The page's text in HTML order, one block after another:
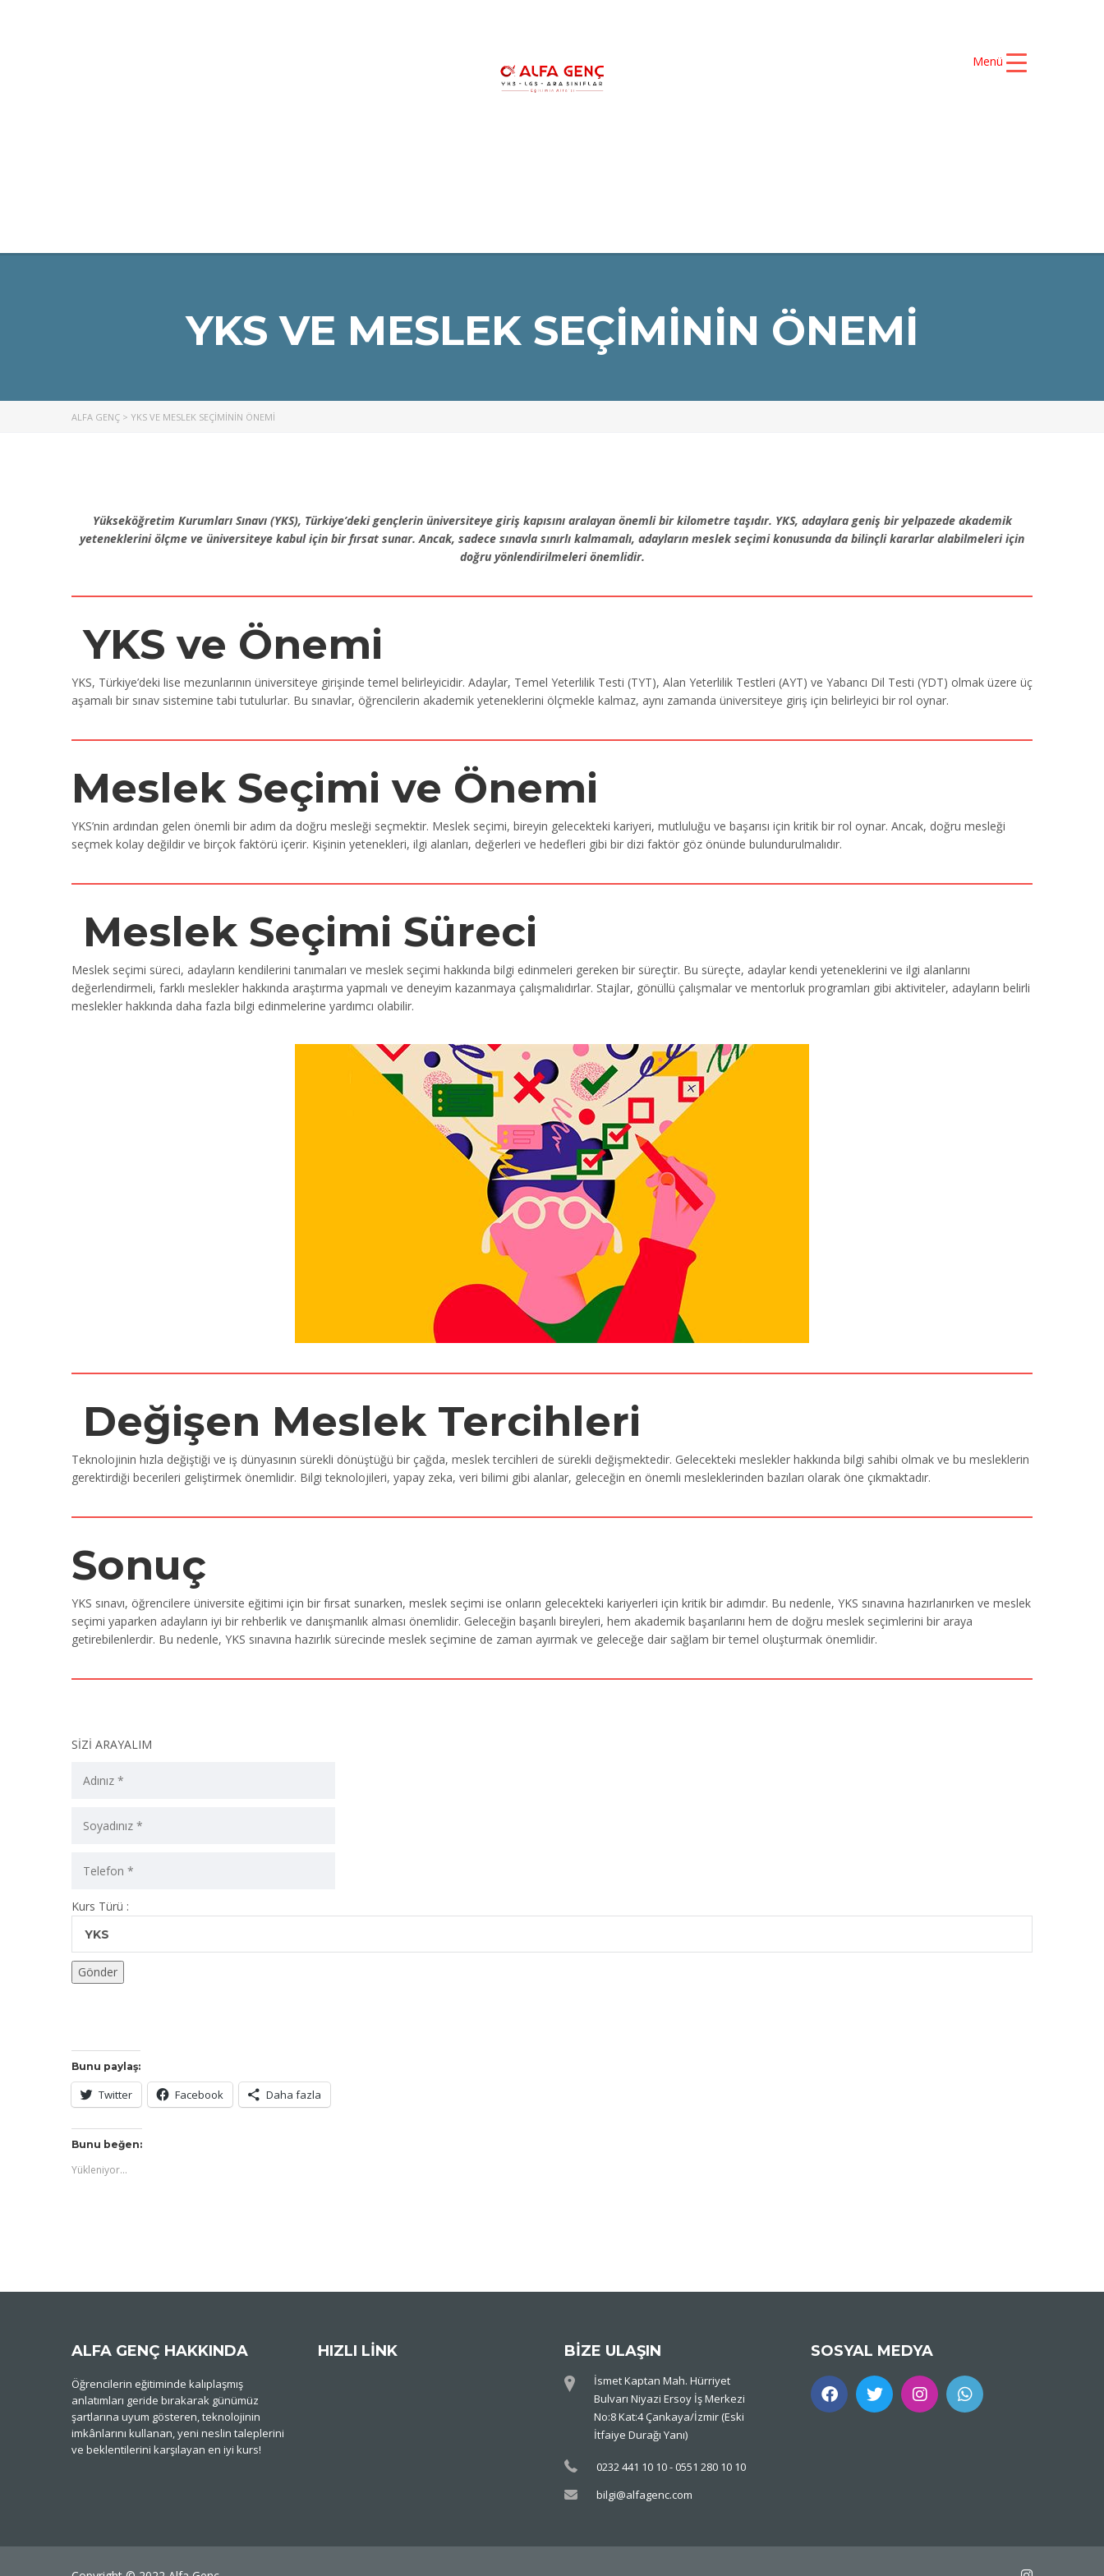
Menü
YKS VE MESLEK SEÇİMİNİN ÖNEMİ
ALFA GENÇ > YKS VE MESLEK SEÇİMİNİN ÖNEMİ
Yükseköğretim Kurumları Sınavı (YKS), Türkiye’deki gençlerin üniversiteye giriş kapısını aralayan önemli bir kilometre taşıdır. YKS, adaylara geniş bir yelpazede akademik
yeteneklerini ölçme ve üniversiteye kabul için bir fırsat sunar. Ancak, sadece sınavla sınırlı kalmamalı, adayların meslek seçimi konusunda da bilinçli kararlar alabilmeleri için
doğru yönlendirilmeleri önemlidir.
YKS ve Önemi
YKS, Türkiye’deki lise mezunlarının üniversiteye girişinde temel belirleyicidir. Adaylar, Temel Yeterlilik Testi (TYT), Alan Yeterlilik Testleri (AYT) ve Yabancı Dil Testi (YDT) olmak üzere üç
aşamalı bir sınav sistemine tabi tutulurlar. Bu sınavlar, öğrencilerin akademik yeteneklerini ölçmekle kalmaz, aynı zamanda üniversiteye giriş için belirleyici bir rol oynar.
Meslek Seçimi ve Önemi
YKS’nin ardından gelen önemli bir adım da doğru mesleği seçmektir. Meslek seçimi, bireyin gelecekteki kariyeri, mutluluğu ve başarısı için kritik bir rol oynar. Ancak, doğru mesleği
seçmek kolay değildir ve birçok faktörü içerir. Kişinin yetenekleri, ilgi alanları, değerleri ve hedefleri gibi bir dizi faktör göz önünde bulundurulmalıdır.
Meslek Seçimi Süreci
Meslek seçimi süreci, adayların kendilerini tanımaları ve meslek seçimi hakkında bilgi edinmeleri gereken bir süreçtir. Bu süreçte, adaylar kendi yeteneklerini ve ilgi alanlarını
değerlendirmeli, farklı meslekler hakkında araştırma yapmalı ve deneyim kazanmaya çalışmalıdırlar. Stajlar, gönüllü çalışmalar ve mentorluk programları gibi aktiviteler, adayların belirli
meslekler hakkında daha fazla bilgi edinmelerine yardımcı olabilir.
Değişen Meslek Tercihleri
Teknolojinin hızla değiştiği ve iş dünyasının sürekli dönüştüğü bir çağda, meslek tercihleri de sürekli değişmektedir. Gelecekteki meslekler hakkında bilgi sahibi olmak ve bu mesleklerin
gerektirdiği becerileri geliştirmek önemlidir. Bilgi teknolojileri, yapay zeka, veri bilimi gibi alanlar, geleceğin en önemli mesleklerinden bazıları olarak öne çıkmaktadır.
Sonuç
YKS sınavı, öğrencilere üniversite eğitimi için bir fırsat sunarken, meslek seçimi ise onların gelecekteki kariyerleri için kritik bir adımdır. Bu nedenle, YKS sınavına hazırlanırken ve meslek
seçimi yaparken adayların iyi bir rehberlik ve danışmanlık alması önemlidir. Geleceğin başarılı bireyleri, hem akademik başarılarını hem de doğru meslek seçimlerini bir araya
getirebilenlerdir. Bu nedenle, YKS sınavına hazırlık sürecinde meslek seçimine de zaman ayırmak ve geleceğe dair sağlam bir temel oluşturmak önemlidir.
SİZİ ARAYALIM
Kurs Türü :
YKS
Bunu paylaş:
Twitter Facebook Daha fazla
Bunu beğen:
Yükleniyor...
ALFA GENÇ HAKKINDA
Öğrencilerin eğitiminde kalıplaşmış
anlatımları geride bırakarak günümüz
şartlarına uyum gösteren, teknolojinin
imkânlarını kullanan, yeni neslin taleplerini
ve beklentilerini karşılayan en iyi kurs!
HIZLI LİNK BİZE ULAŞIN
İsmet Kaptan Mah. Hürriyet
Bulvarı Niyazi Ersoy İş Merkezi
No:8 Kat:4 Çankaya/İzmir (Eski
İtfaiye Durağı Yanı)
0232 441 10 10 - 0551 280 10 10
bilgi@alfagenc.com
SOSYAL MEDYA